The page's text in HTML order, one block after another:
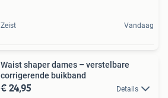
Zeist Vandaag
Waist shaper dames – verstelbare
corrigerende buikband
€ 24,95 Details